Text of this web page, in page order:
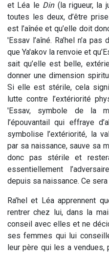
et Léa le Din (la rigueur, la
toutes les deux, d’être
est l’aînée et qu’elle doit
'Essav l’aîné. Ra’hel n’a
que Ya'akov la renvoie et
sait qu’elle est belle,
donner une dimension
Si elle est stérile, cela
lutte contre l’extériorité
'Essav, symbole de la
l’épouvantail qui effraye
symbolise l’extériorité, la
par sa naissance, sauve sa
donc pas stérile et
essentiellement
depuis sa naissance. Ce
Ra’hel et Léa apprennent
rentrer chez lui, dans la
conseil avec elles et ne
ses femmes qui lui
leur père qui les a vendues,